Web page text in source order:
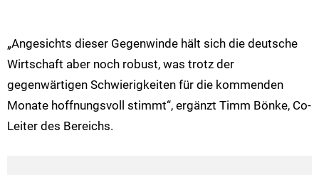
„Angesichts dieser Gegenwinde hält sich die deutsche
Wirtschaft aber noch robust, was trotz der
gegenwärtigen Schwierigkeiten für die kommenden
Monate hoffnungsvoll stimmt“, ergänzt Timm Bönke, Co-
Leiter des Bereichs.